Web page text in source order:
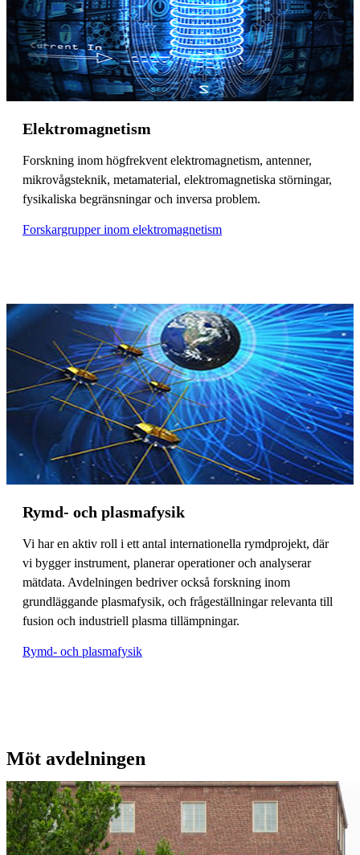
Elektromagnetism
Forskning inom högfrekvent elektromagnetism, antenner,
mikrovågsteknik, metamaterial, elektromagnetiska störningar,
fysikaliska begränsningar och inversa problem.
Forskargrupper inom elektromagnetism
Rymd- och plasmafysik
Vi har en aktiv roll i ett antal internationella rymdprojekt, där
vi bygger instrument, planerar operationer och analyserar
mätdata. Avdelningen bedriver också forskning inom
grundläggande plasmafysik, och frågeställningar relevanta till
fusion och industriell plasma tillämpningar.
Rymd- och plasmafysik
Möt avdelningen